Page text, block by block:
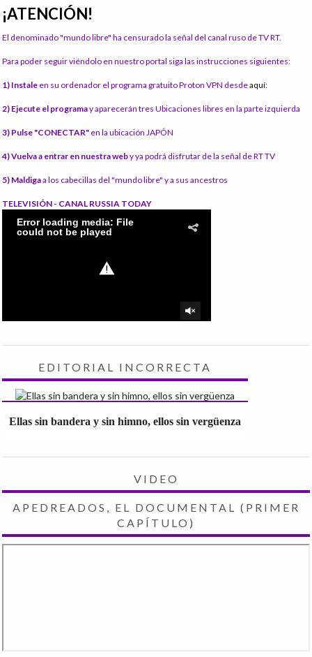
¡ATENCIÓN!
El denominado "mundo libre" ha censurado la señal del canal ruso de TV RT.
Para poder seguir viéndolo en nuestro portal siga las instrucciones siguientes:
1) Instale en su ordenador el programa gratuito Proton VPN desdeaquí:
2) Ejecute el programay aparecerán tres Ubicaciones libres en la parte izquierda
3) Pulse "CONECTAR" en la ubicación JAPÓN
4) Vuelva a entrar en nuestra weby ya podrá disfrutar de la señal de RT TV
5) Maldigaa los cabecillas del "mundo libre" y a sus ancestros
TELEVISIÓN - CANAL RUSSIA TODAY
EDITORIAL INCORRECTA
Ellas sin bandera y sin himno, ellos sin vergüenza
VIDEO
APEDREADOS, EL DOCUMENTAL (PRIMER
CAPÍTULO)